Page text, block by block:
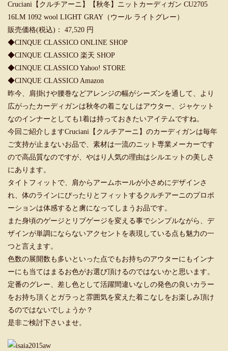
Cruciani【クルチアーニ】【秋冬】ニットカーディガン CU2705
16LM 1092 wool LIGHT GRAY（ウール ライトグレー）
販売価格(税込)： 47,520 円
◆CINQUE CLASSICO ONLINE SHOP
◆CINQUE CLASSICO 楽天 SHOP
◆CINQUE CLASSICO Yahoo! STORE
◆CINQUE CLASSICO Amazon
昨今、肩掛けや腰巻などアレンジの幅がシーズンを通して、より
広がったカーディガンは秋冬の着こなしはアウター、ジャケット
なのインナーとしても1着は持っておきたいアイテムですね。
今回ご紹介しますCruciani【クルチアーニ】のカーディガンは毎年
ご支持が止まないお品で、素材は一流のニット専業メーカーです
ので高品質なのですが、やはり人気の理由はシルエットの美しさ
にあります。
タイトフィットで、肩からアームホールが小さめにデザインさ
れ、体のラインにぴったりとフィットするクルチアーニのプロポ
ーションは体感すると虜になってしまうお品です。
また身頃のゲージとリブゲージを変える事でシンプルながら、デ
ザインが単調にならないアクセントを表現している点も魅力の一
つと言えます。
色数の展開数も多いといった点でもお持ちのアウターにもインナ
ーにも当てはまるお色がお選び頂けるのではないかと思います。
定番のグレー、差し色として活躍間違いなしの発色の良いカラー
をお持ち頂くとガラっと雰囲気を変えた着こなしをお楽しみ頂け
るのではないでしょうか？
是非ご検討下さいませ。